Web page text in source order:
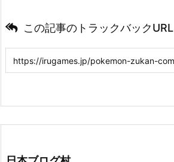
この記事のトラックバックURL